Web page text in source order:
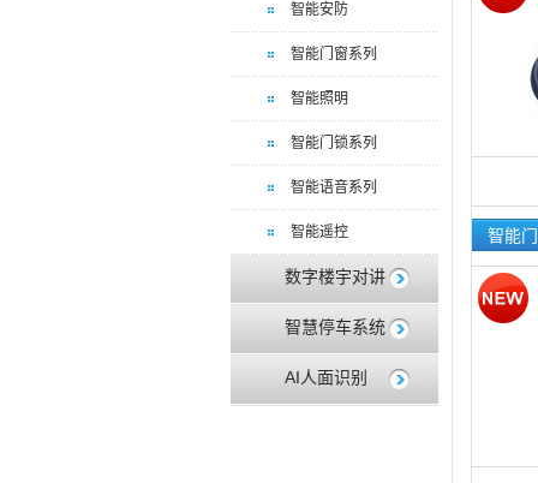
智能安防
智能门窗系列
智能照明
智能门锁系列
智能语音系列
智能遥控
数字楼宇对讲
智慧停车系统
AI人面识别
智能